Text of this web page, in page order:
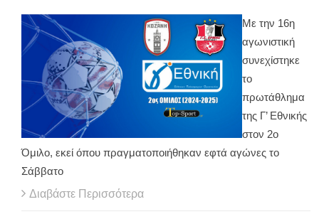
Με την 16η
αγωνιστική
συνεχίστηκε
το
πρωτάθλημα
της Γ’ Εθνικής
στον 2ο
Όμιλο, εκεί όπου πραγματοποιήθηκαν εφτά αγώνες το
Σάββατο
Διαβάστε Περισσότερα